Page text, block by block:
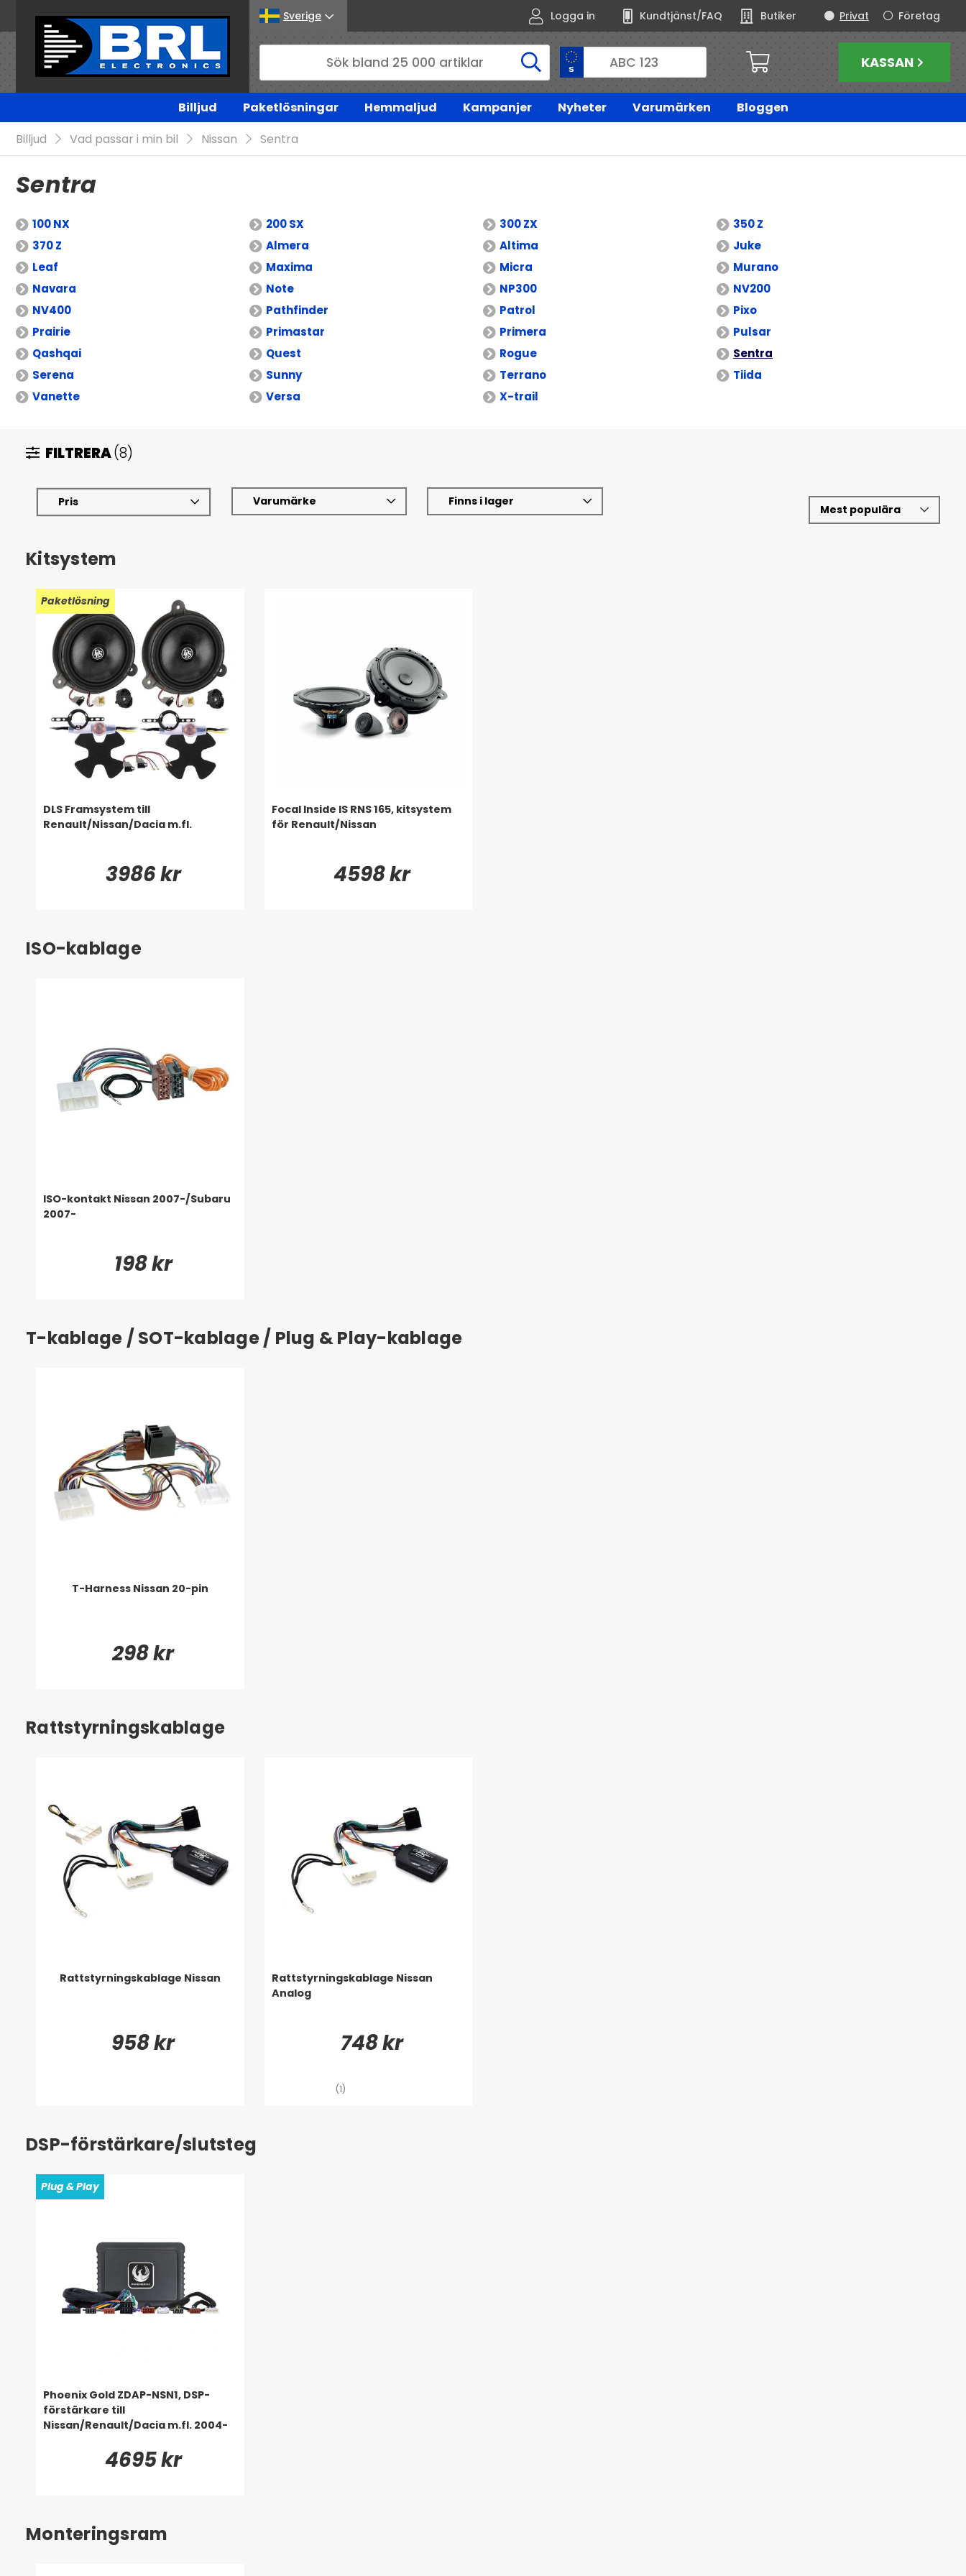
Sverige Logga in Kundtjänst/FAQ Butiker Företag
Privat
KASSAN
Billjud Paketlösningar Hemmaljud Kampanjer Nyheter Varumärken
Bloggen
Billjud
Vad passar i min bil Nissan Sentra
Sentra
100 NX 200 SX 300 ZX
350 Z
370 Z
Almera Altima
Juke
Leaf
Maxima Micra
Murano
Navara
Note NP300
NV200
NV400
Pathfinder Patrol
Pixo
Prairie
Primastar Primera
Pulsar
Qashqai
Quest Rogue
Sentra
Serena
Sunny Terrano
Tiida
Vanette
Versa X-trail
FILTRERA(8)
Pris Varumärke Finns i lager
Kitsystem
Paketlösning
DLS Framsystem till
Renault/Nissan/Dacia m.fl.
3986 kr
Focal Inside IS RNS 165, kitsystem
för Renault/Nissan
4598 kr
ISO-kablage
ISO-kontakt Nissan 2007-/Subaru
2007-
198 kr
T-kablage / SOT-kablage / Plug & Play-kablage
T-Harness Nissan 20-pin
298 kr
Rattstyrningskablage
Rattstyrningskablage Nissan
958 kr
Rattstyrningskablage Nissan
Analog
748 kr
(1)
DSP-förstärkare/slutsteg
Plug & Play
Phoenix Gold ZDAP-NSN1, DSP-
förstärkare till
Nissan/Renault/Dacia m.fl. 2004-
4695 kr
Monteringsram